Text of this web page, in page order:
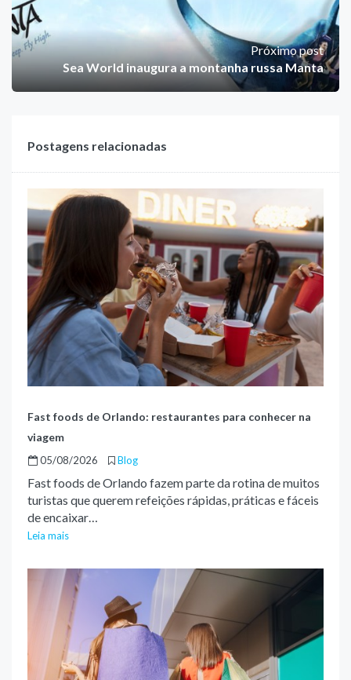
Próximo post
Sea World inaugura a montanha russa Manta
Postagens relacionadas
Fast foods de Orlando: restaurantes para conhecer na
viagem
05/08/2026 Blog
Fast foods de Orlando fazem parte da rotina de muitos
turistas que querem refeições rápidas, práticas e fáceis
de encaixar…
Leia mais